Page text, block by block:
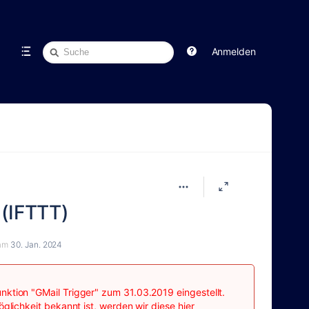
Anmelden
Schnellsuche
30. Jan. 2024
"GMail Trigger" zum 31.03.2019 eingestellt.
bekannt ist, werden wir diese hier